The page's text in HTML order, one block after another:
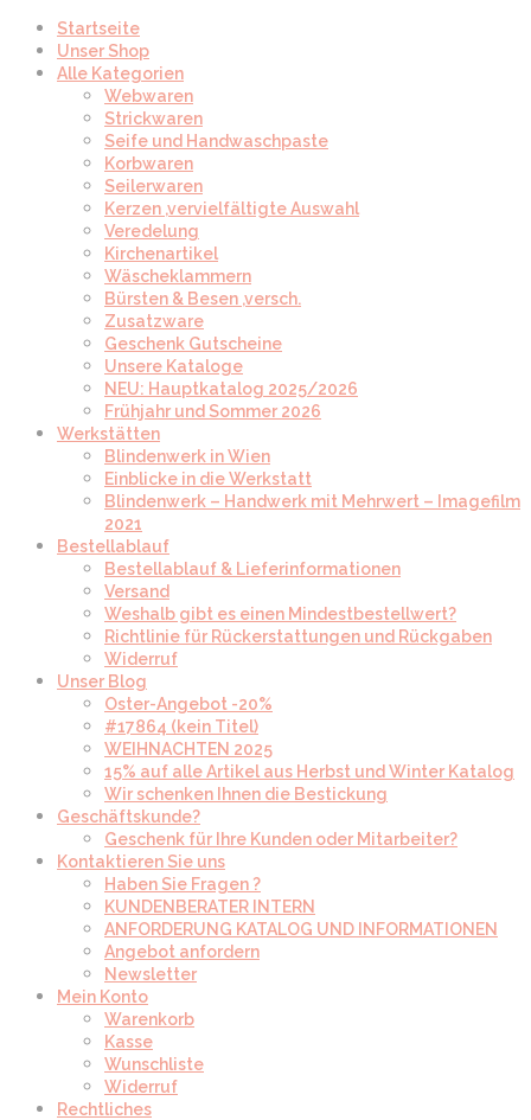
Startseite
Unser Shop
Alle Kategorien
Webwaren
Strickwaren
Seife und Handwaschpaste
Korbwaren
Seilerwaren
Kerzen ,vervielfältigte Auswahl
Veredelung
Kirchenartikel
Wäscheklammern
Bürsten & Besen ,versch.
Zusatzware
Geschenk Gutscheine
Unsere Kataloge
NEU: Hauptkatalog 2025/2026
Frühjahr und Sommer 2026
Werkstätten
Blindenwerk in Wien
Einblicke in die Werkstatt
Blindenwerk – Handwerk mit Mehrwert – Imagefilm
2021
Bestellablauf
Bestellablauf & Lieferinformationen
Versand
Weshalb gibt es einen Mindestbestellwert?
Richtlinie für Rückerstattungen und Rückgaben
Widerruf
Unser Blog
Oster-Angebot -20%
#17864 (kein Titel)
WEIHNACHTEN 2025
15% auf alle Artikel aus Herbst und Winter Katalog
Wir schenken Ihnen die Bestickung
Geschäftskunde?
Geschenk für Ihre Kunden oder Mitarbeiter?
Kontaktieren Sie uns
Haben Sie Fragen ?
KUNDENBERATER INTERN
ANFORDERUNG KATALOG UND INFORMATIONEN
Angebot anfordern
Newsletter
Mein Konto
Warenkorb
Kasse
Wunschliste
Widerruf
Rechtliches